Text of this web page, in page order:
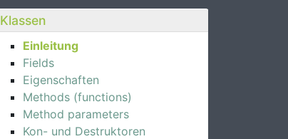
Klassen
Einleitung
Fields
Eigenschaften
Methods (functions)
Method parameters
Kon- und Destruktoren